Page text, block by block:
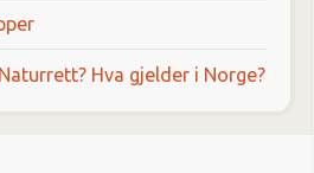
Hva gjelder i Norge?